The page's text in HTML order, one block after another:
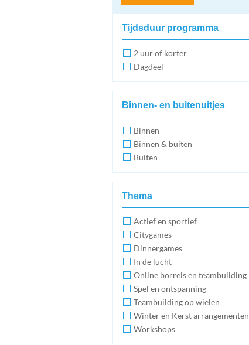
Tijdsduur programma
2 uur of korter
Dagdeel
Binnen- en buitenuitjes
Binnen
Binnen & buiten
Buiten
Thema
Actief en sportief
Citygames
Dinnergames
In de lucht
Online borrels en teambuilding
Spel en ontspanning
Teambuilding op wielen
Winter en Kerst arrangementen
Workshops